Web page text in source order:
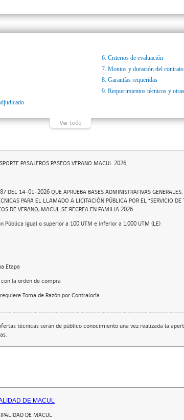
6. Criterios de evaluación
7. Montos y duración del contrato
8. Garantías requeridas
9. Requerimientos técnicos y
PASAJEROS PASEOS VERANO MACUL 2026
DEL 14-01-2026 QUE APRUEBA BASES ADMINISTRATIVAS GENERALES,
PARA EL LLAMADO A LICITACIÓN PÚBLICA POR EL “SERVICIO DE
DE VERANO, MACUL SE RECREA EN FAMILIA 2026.
Pública igual o superior a 100 UTM e inferior a 1.000 UTM (LE)
Etapa
la orden de compra
Toma de Razón por Contraloría
técnicas serán de público conocimiento una vez realizada la
DE MACUL
DE MACUL